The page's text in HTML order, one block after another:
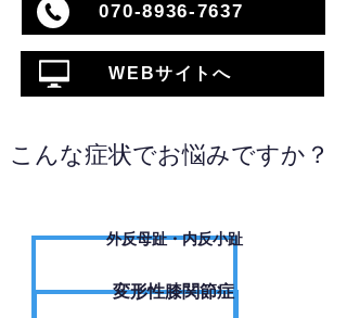
070-8936-7637
WEBサイトへ
こんな症状でお悩みですか？
外反母趾・内反小趾
変形性膝関節症